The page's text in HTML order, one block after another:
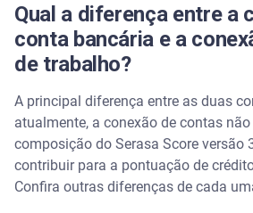
Qual a diferença entre a
conta bancária e a
de trabalho?
A principal diferença entre as duas
atualmente, a conexão de contas
composição do Serasa Score versão
contribuir para a pontuação de
Confira outras diferenças de cada